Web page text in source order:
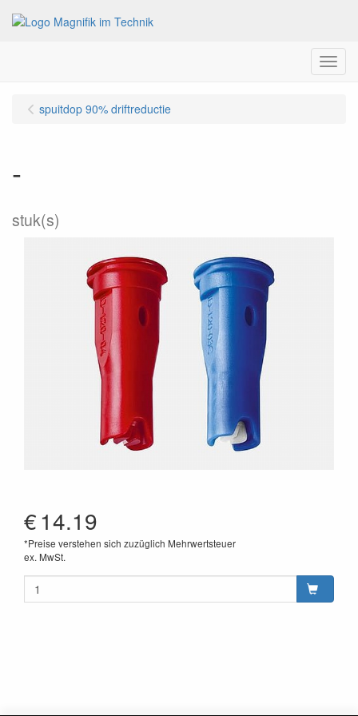
Menu
spuitdop 90% driftreductie
-
stuk(s)
€14.19
*Preise verstehen sich zuzüglich Mehrwertsteuer
ex. MwSt.